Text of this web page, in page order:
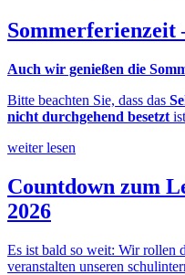
Auch wir genießen die
Bitte beachten Sie, dass das
nicht durchgehend besetzt
weiter lesen
Countdown zum
2026
Es ist bald so weit: Wir rollen
veranstalten unseren